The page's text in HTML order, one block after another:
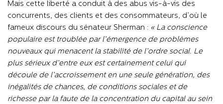
Mais cette liberté a conduit à des abus vis-à-vis des
concurrents, des clients et des consommateurs, d’où le
fameux discours du sénateur Sherman : « La conscience
populaire est troublée par l’émergence de problèmes
nouveaux qui menacent la stabilité de l’ordre social. Le
plus sérieux d’entre eux est certainement celui qui
découle de l’accroissement en une seule génération, des
inégalités de chances, de conditions sociales et de
richesse par la faute de la concentration du capital au sein